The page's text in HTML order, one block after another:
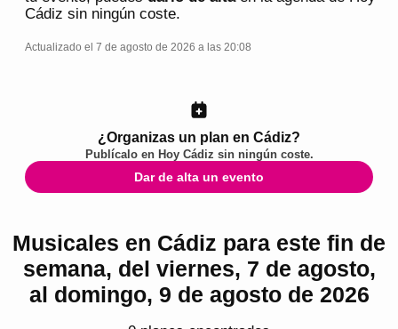
Cádiz sin ningún coste.
Actualizado el 7 de agosto de 2026 a las 20:08
¿Organizas un plan en Cádiz?
Publícalo en Hoy Cádiz sin ningún coste.
Dar de alta un evento
Musicales en Cádiz para este fin de
semana, del viernes, 7 de agosto,
al domingo, 9 de agosto de 2026